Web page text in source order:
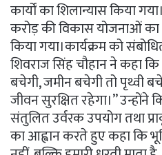
कार्यों का शिलान्यास किया
करोड़ की विकास योजनाओं का
किया गया।कार्यक्रम को
शिवराज सिंह चौहान ने कहा
बचेगी, जमीन बचेगी तो पृथ्वी
जीवन सुरक्षित रहेगा।” उन्होंने
संतुलित उर्वरक उपयोग तथा
का आह्वान करते हुए कहा कि